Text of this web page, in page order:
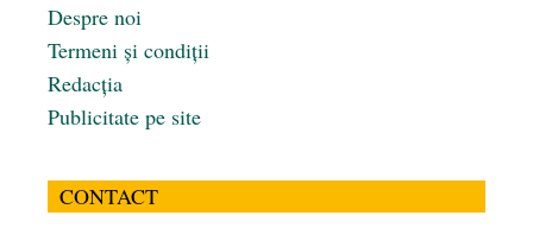
Despre noi
Termeni și condiții
Redacția
Publicitate pe site
CONTACT